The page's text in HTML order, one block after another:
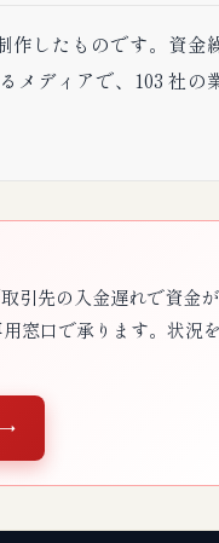
作したものです。資金
メディアで、103 社の
取引先の入金遅れで資
窓口で承ります。状況
→